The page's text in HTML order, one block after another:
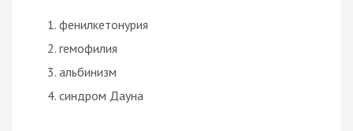
фенилкетонурия
гемофилия
альбинизм
синдром Дауна